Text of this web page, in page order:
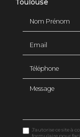
Toulouse
Message
J'autorise ce site à
formulaire pour